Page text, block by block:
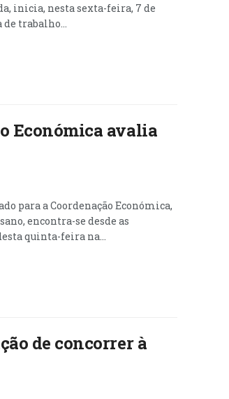
inicia, nesta sexta-feira, 7 de
trabalho...
Económica avalia
para a Coordenação Económica,
encontra-se desde as
quinta-feira na...
de concorrer à